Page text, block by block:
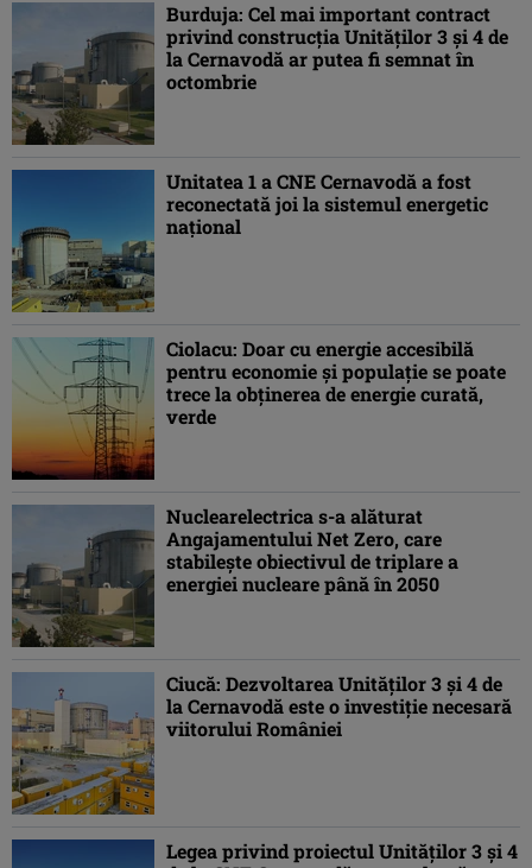
Burduja: Cel mai important contract
privind construcţia Unităţilor 3 şi 4 de
la Cernavodă ar putea fi semnat în
octombrie
Unitatea 1 a CNE Cernavodă a fost
reconectată joi la sistemul energetic
naţional
Ciolacu: Doar cu energie accesibilă
pentru economie şi populaţie se poate
trece la obţinerea de energie curată,
verde
Nuclearelectrica s-a alăturat
Angajamentului Net Zero, care
stabileşte obiectivul de triplare a
energiei nucleare până în 2050
Ciucă: Dezvoltarea Unităţilor 3 şi 4 de
la Cernavodă este o investiţie necesară
viitorului României
Legea privind proiectul Unităţilor 3 şi 4